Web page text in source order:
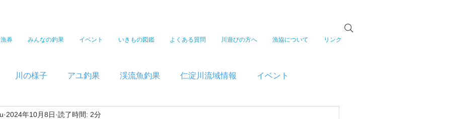
券 みんなの釣果 イベント いきもの図鑑 よくある質問 川遊びの方へ 漁協について リンク
川の様子 アユ釣果 渓流魚釣果 仁淀川流域情報 イベント
2024年10月8日 読了時間: 2分